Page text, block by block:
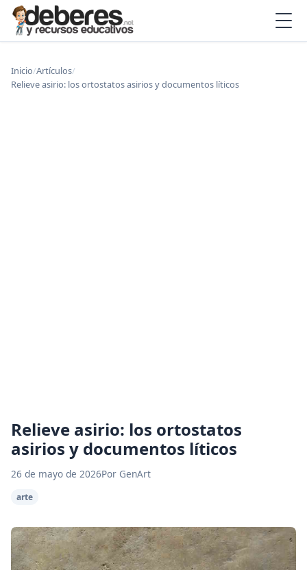
Inicio/Artículos/
Relieve asirio: los ortostatos asirios y documentos líticos
Relieve asirio: los ortostatos
asirios y documentos líticos
26 de mayo de 2026Por GenArt
arte